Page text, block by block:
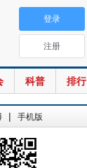
科普 排行
登录
注册
| 手机版